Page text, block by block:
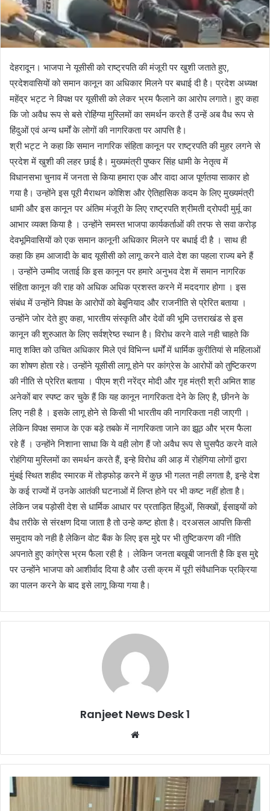
देहरादून। भाजपा ने यूसीसी को राष्ट्रपति की मंजूरी पर खुशी जताते हुए,
प्रदेशवासियों को समान कानून का अधिकार मिलने पर बधाई दी है। प्रदेश अध्यक्ष
महेंद्र भट्ट ने विपक्ष पर यूसीसी को लेकर भ्रम फैलाने का आरोप लगाते। हुए कहा
कि जो अवैध रूप से बसे रोहिंग्या मुस्लिमों का समर्थन करते हैं उन्हें अब वैध रूप से
हिंदुओं एवं अन्य धर्मों के लोगों की नागरिकता पर आपत्ति है।
श्री भट्ट ने कहा कि समान नागरिक संहिता कानून पर राष्ट्रपति की मुहर लगने से
प्रदेश में खुशी की लहर छाई है। मुख्यमंत्री पुष्कर सिंह धामी के नेतृत्व में
विधानसभा चुनाव में जनता से किया हमारा एक और वादा आज पूर्णतया साकार हो
गया है। उन्होंने इस पूरी मैराथन कोशिश और ऐतिहासिक कदम के लिए मुख्यमंत्री
धामी और इस कानून पर अंतिम मंजूरी के लिए राष्ट्रपति श्रीमती द्रोपदी मुर्मू का
आभार व्यक्त किया है । उन्होंने समस्त भाजपा कार्यकर्ताओं की तरफ से सवा करोड़
देवभूमिवासियों को एक समान कानूनी अधिकार मिलने पर बधाई दी है । साथ ही
कहा कि हम आजादी के बाद यूसीसी को लागू करने वाले देश का पहला राज्य बने हैं
। उन्होंने उम्मीद जताई कि इस कानून पर हमारे अनुभव देश में समान नागरिक
संहिता कानून की राह को अधिक अधिक प्रशस्त करने में मददगार होगा । इस
संबंध में उन्होंने विपक्ष के आरोपों को बेबुनियाद और राजनीति से प्रेरित बताया ।
उन्होंने जोर देते हुए कहा, भारतीय संस्कृति और देवों की भूमि उत्तराखंड से इस
कानून की शुरुआत के लिए सर्वश्रेष्ठ स्थान है। विरोध करने वाले नही चाहते कि
मातृ शक्ति को उचित अधिकार मिले एवं विभिन्न धर्मों में धार्मिक कुरीतियां से महिलाओं
का शोषण होता रहे। उन्होंने यूसीसी लागू होने पर कांग्रेस के आरोपों को तुष्टिकरण
की नीति से प्रेरित बताया । पीएम श्री नरेंद्र मोदी और गृह मंत्री श्री अमित शाह
अनेकों बार स्पष्ट कर चुके हैं कि यह कानून नागरिकता देने के लिए है, छीनने के
लिए नही है । इसके लागू होने से किसी भी भारतीय की नागरिकता नही जाएगी ।
लेकिन विपक्ष समाज के एक बड़े तबके में नागरिकता जाने का झूठ और भ्रम फैला
रहे हैं । उन्होंने निशाना साधा कि ये वही लोग हैं जो अवैध रूप से घुसपैठ करने वाले
रोहंगिया मुस्लिमों का समर्थन करते हैं, इन्हे विरोध की आड़ में रोहंगिया लोगों द्वारा
मुंबई स्थित शहीद स्मारक में तोड़फोड़ करने में कुछ भी गलत नही लगता है, इन्हे देश
के कई राज्यों में उनके आतंकी घटनाओं में लिप्त होने पर भी कष्ट नहीं होता है।
लेकिन जब पड़ोसी देश से धार्मिक आधार पर प्रताड़ित हिंदुओं, सिक्खों, ईसाइयों को
वैध तरीके से संरक्षण दिया जाता है तो उन्हे कष्ट होता है। दरअसल आपत्ति किसी
समुदाय को नही है लेकिन वोट बैंक के लिए इस मुद्दे पर भी तुष्टिकरण की नीति
अपनाते हुए कांग्रेस भ्रम फैला रही है । लेकिन जनता बखूबी जानती है कि इस मुद्दे
पर उन्होंने भाजपा को आशीर्वाद दिया है और उसी क्रम में पूरी संवैधानिक प्रक्रिया
का पालन करने के बाद इसे लागू किया गया है।
Ranjeet News Desk 1
te